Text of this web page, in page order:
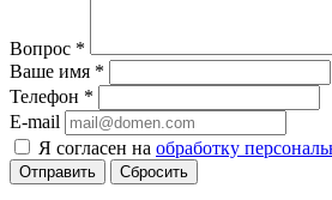
Вопрос *
Ваше имя *
Телефон *
E-mail
Я согласен на обработку
Сбросить